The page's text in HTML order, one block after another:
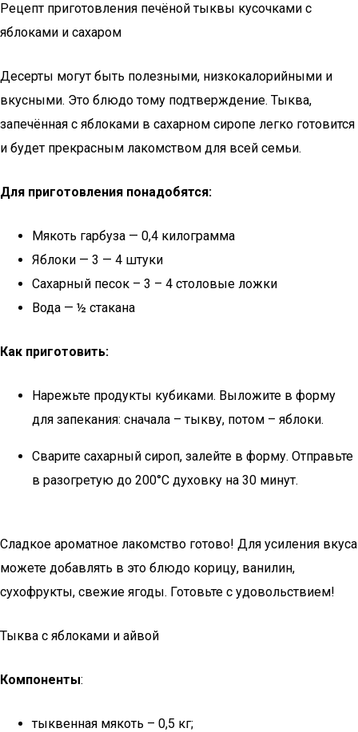
Рецепт приготовления печёной тыквы кусочками c
яблоками и сахаром
Десерты могут быть полезными, низкокалорийными и
вкусными. Это блюдо тому подтверждение. Тыква,
запечённая с яблоками в сахарном сиропе легко готовится
и будет прекрасным лакомством для всей семьи.
Для приготовления понадобятся:
Мякоть гарбуза — 0,4 килограмма
Яблоки — 3 — 4 штуки
Сахарный песок – 3 – 4 столовые ложки
Вода — ½ стакана
Как приготовить:
Нарежьте продукты кубиками. Выложите в форму
для запекания: сначала – тыкву, потом – яблоки.
Сварите сахарный сироп, залейте в форму. Отправьте
в разогретую до 200°С духовку на 30 минут.
Сладкое ароматное лакомство готово! Для усиления вкуса
можете добавлять в это блюдо корицу, ванилин,
сухофрукты, свежие ягоды. Готовьте с удовольствием!
Тыква с яблоками и айвой
Компоненты:
тыквенная мякоть – 0,5 кг;